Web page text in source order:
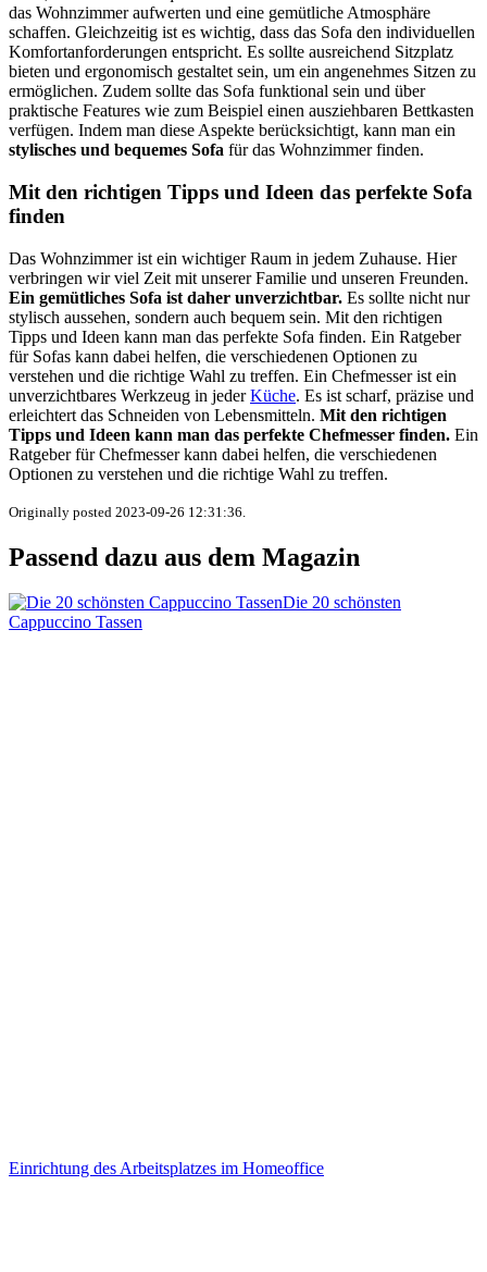
das Wohnzimmer aufwerten und eine gemütliche Atmosphäre
schaffen. Gleichzeitig ist es wichtig, dass das Sofa den individuellen
Komfortanforderungen entspricht. Es sollte ausreichend Sitzplatz
bieten und ergonomisch gestaltet sein, um ein angenehmes Sitzen zu
ermöglichen. Zudem sollte das Sofa funktional sein und über
praktische Features wie zum Beispiel einen ausziehbaren Bettkasten
verfügen. Indem man diese Aspekte berücksichtigt, kann man ein
stylisches und bequemes Sofa für das Wohnzimmer finden.
Mit den richtigen Tipps und Ideen das perfekte Sofa
finden
Das Wohnzimmer ist ein wichtiger Raum in jedem Zuhause. Hier
verbringen wir viel Zeit mit unserer Familie und unseren Freunden.
Ein gemütliches Sofa ist daher unverzichtbar. Es sollte nicht nur
stylisch aussehen, sondern auch bequem sein. Mit den richtigen
Tipps und Ideen kann man das perfekte Sofa finden. Ein Ratgeber
für Sofas kann dabei helfen, die verschiedenen Optionen zu
verstehen und die richtige Wahl zu treffen. Ein Chefmesser ist ein
unverzichtbares Werkzeug in jederKüche. Es ist scharf, präzise und
erleichtert das Schneiden von Lebensmitteln. Mit den richtigen
Tipps und Ideen kann man das perfekte Chefmesser finden. Ein
Ratgeber für Chefmesser kann dabei helfen, die verschiedenen
Optionen zu verstehen und die richtige Wahl zu treffen.
Originally posted 2023-09-26 12:31:36.
Passend dazu aus dem Magazin
Die 20 schönsten
Cappuccino Tassen
Einrichtung des Arbeitsplatzes im Homeoffice